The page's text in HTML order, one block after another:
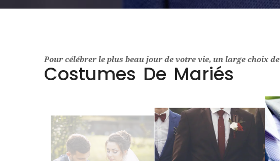
Pour célébrer le plus beau jour de votre vie, un large choix de
Costumes De Mariés